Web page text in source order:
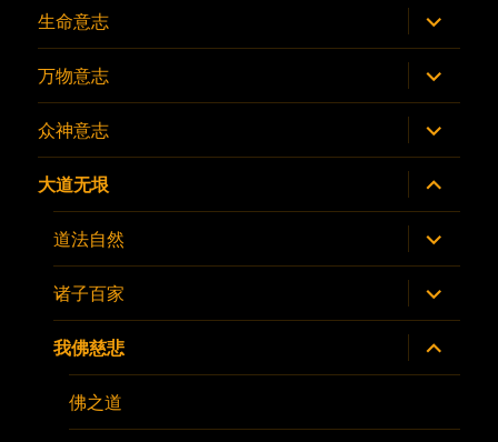
生命意志 展
开
子
菜
单
万物意志 展
开
子
菜
单
众神意志 展
开
子
菜
单
大道无垠 展
开
子
菜
单
道法自然 展
开
子
菜
单
诸子百家 展
开
子
菜
单
我佛慈悲 展
开
子
佛之道